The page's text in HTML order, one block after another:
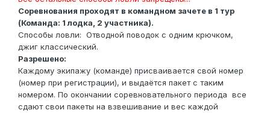
Соревнования проходят в командном зачете в 1 тур
(Команда: 1 лодка, 2 участника).
Способы ловли: Отводной поводок с одним крючком,
джиг классический.
Разрешено:
Каждому экипажу (команде) присваивается свой номер
(номер при регистрации), и выдаётся пакет с таким
номером. По окончании соревновательного периода все
сдают свои пакеты на взвешивание и вес каждой